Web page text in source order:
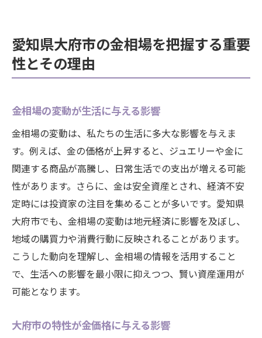
金売却時に避けるべきリスク
国際市場と国内経済ニュースが金相場に与える
世界経済の動向と金価格の関連性
経済ニュースから読み解く相場の未来
ドル為替の変動が金に及ぼす影響
国際的な政治情勢と金価格の関係
国内政策変更が相場に与える影響
経済指標と金相場の連動性
地元経済の変動と愛知県大府市の金価格への影
響
地域経済成長と金価格の相関性
大府市の産業動向が金相場に与える影響
地域特有の需要と供給のバランス
愛知県大府市の金相場を把握する重要
性とその理由
金相場の変動が生活に与える影響
金相場の変動は、私たちの生活に多大な影響を与えま
す。例えば、金の価格が上昇すると、ジュエリーや金に
関連する商品が高騰し、日常生活での支出が増える可能
性があります。さらに、金は安全資産とされ、経済不安
定時には投資家の注目を集めることが多いです。愛知県
大府市でも、金相場の変動は地元経済に影響を及ぼし、
地域の購買力や消費行動に反映されることがあります。
こうした動向を理解し、金相場の情報を活用すること
で、生活への影響を最小限に抑えつつ、賢い資産運用が
可能となります。
大府市の特性が金価格に与える影響